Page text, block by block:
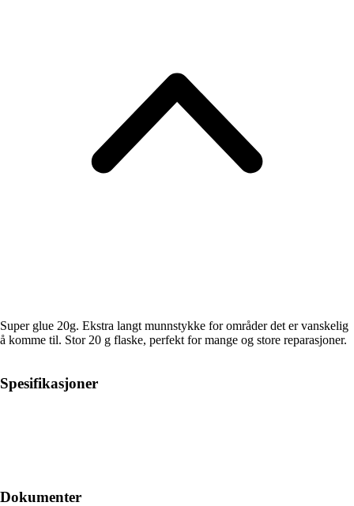
Super glue 20g. Ekstra langt munnstykke for områder det er vanskelig
å komme til. Stor 20 g flaske, perfekt for mange og store reparasjoner.
Spesifikasjoner
Dokumenter